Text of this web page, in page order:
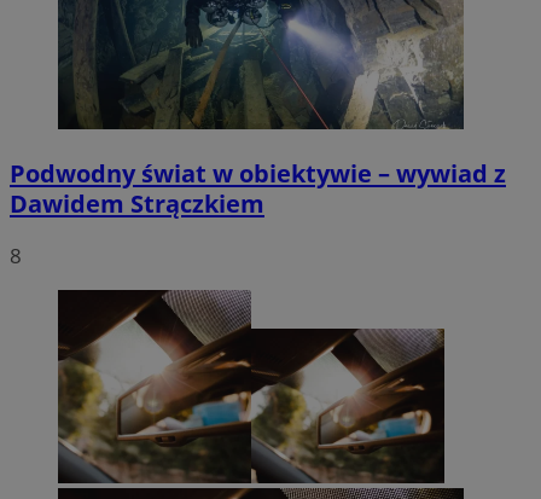
Podwodny świat w obiektywie – wywiad z
Dawidem Strączkiem
8